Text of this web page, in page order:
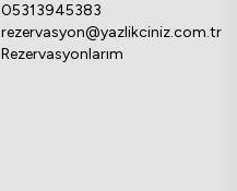
05313945383
rezervasyon@yazlikciniz.com.tr
Rezervasyonlarım